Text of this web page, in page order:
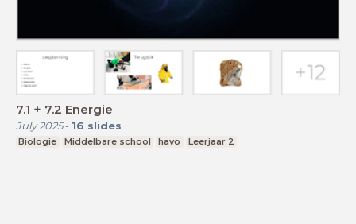
7.1 + 7.2 Energie
July 2025- 16 slides
Biologie Middelbare school havo Leerjaar 2